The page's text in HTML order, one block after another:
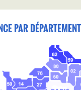
PAR DÉPARTEMENT